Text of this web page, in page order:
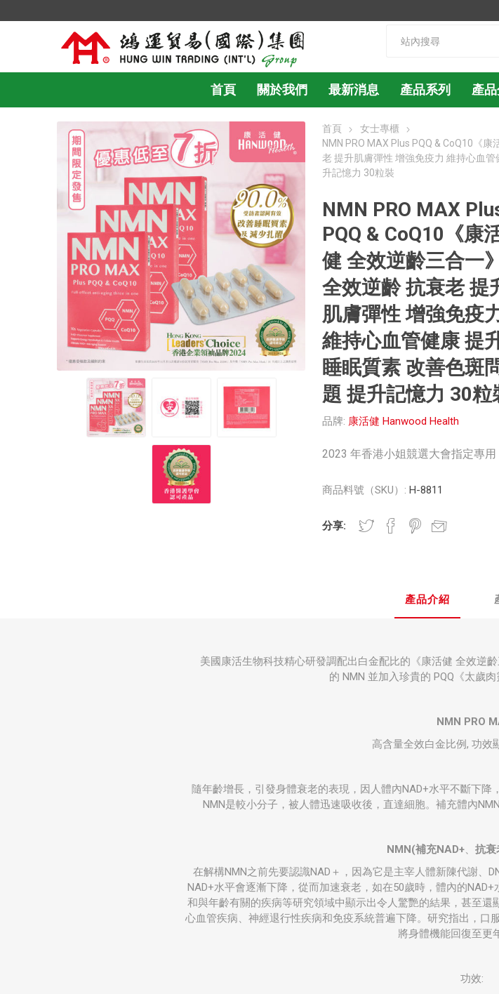
首頁 關於我們 最新消息 產品系列 產
首頁
女士專櫃
NMN PRO MAX Plus PQQ & CoQ10《
老 提升肌膚彈性 增強免疫力 維持心血
升記憶力 30粒裝
NMN PRO MAX
PQQ & CoQ10《康
健 全效逆齡三合一》
全效逆齡 抗衰老 提
肌膚彈性 增強免疫
維持心血管健康 提
睡眠質素 改善色斑
題 提升記憶力 30粒
品牌: 康活健 Hanwood Health
2023 年香港小姐競選大會指定專用
商品料號（SKU）: H-8811
分享:
產品介紹
美國康活生物科技精心研發調配出白金配比的《康活健 全效逆
的 NMN 並加入珍貴的 PQQ《太歲
NMN PRO
高含量全效白金比例, 功效
隨年齡增長，引發身體衰老的表現，因人體內NAD+水平不斷下降
NMN是較小分子，被人體迅速吸收後，直達細胞。補充體內
NMN(補充NAD+、 抗衰
在解構NMN之前先要認識NAD＋，因為它是主宰人體新陳代謝、
NAD+水平會逐漸下降，從而加速衰老，如在50歲時，體內的
和與年齡有關的疾病等研究領域中顯示出令人驚艷的結果，甚至
心血管疾病、神經退行性疾病和免疫系統普遍下降。研究指出，口
將身體機能回復至更
功效: